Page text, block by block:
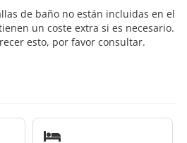
de baño no están incluidas en el
un coste extra si es necesario.
esto, por favor consultar.